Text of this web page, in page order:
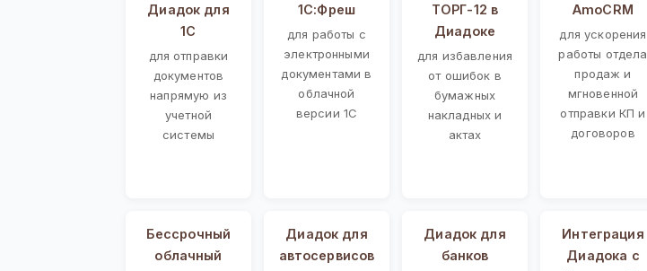
Диадок для
1С
для отправки
документов
напрямую из
учетной
системы
1С:Фреш
для работы с
электронными
документами в
облачной
версии 1С
ТОРГ-12 в
Диадоке
для избавления
от ошибок в
бумажных
накладных и
актах
AmoCRM
для ускорения
работы отдела
продаж и
мгновенной
отправки КП и
договоров
Бессрочный
облачный
Диадок для
автосервисов
Диадок для
банков
Интеграция
Диадока с